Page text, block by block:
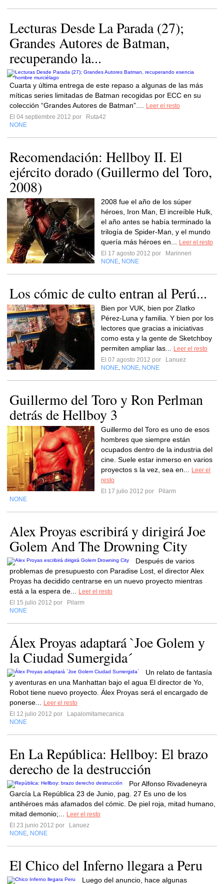
Lecturas Desde La Parada (27);
Grandes Autores de Batman,
recuperando la...
Cuarta y última entrega de este repaso a algunas de las más
míticas series limitadas de Batman recogidas por ECC en su
colección “Grandes Autores de Batman”....
Leer el resto
El 04 septiembre 2012 por
Ruta42
NONE
Recomendación: Hellboy II. El
ejército dorado (Guillermo del Toro,
2008)
2008 fue el año de los súper
héroes, Iron Man, El increíble Hulk,
el año antes se había terminado la
trilogía de Spider-Man, y el mundo
quería más héroes en...
Leer el resto
El 17 agosto 2012 por
Marinneri
NONE NONE
Los cómic de culto entran al Perú...
Bien por VUK, bien por Zlatko
Pérez-Luna y familia. Y bien por los
lectores que gracias a iniciativas
como esta y la gente de Sketchboy
permiten ampliar las...
Leer el resto
El 07 agosto 2012 por
Lanuez
NONE NONE NONE
Guillermo del Toro y Ron Perlman
detrás de Hellboy 3
Guillermo del Toro es uno de esos
hombres que siempre están
ocupados dentro de la industria del
cine. Suele estar inmerso en varios
proyectos s la vez, sea en...
Leer el
resto
El 17 julio 2012 por
Pilarm
NONE
Alex Proyas escribirá y dirigirá Joe
Golem And The Drowning City
Después de varios
problemas de presupuesto con Paradise Lost, el director Alex
Proyas ha decidido centrarse en un nuevo proyecto mientras
está a la espera de...
Leer el resto
El 15 julio 2012 por
Pilarm
NONE
Álex Proyas adaptará `Joe Golem y
la Ciudad Sumergida´
Un relato de fantasía
y aventuras en una Manhattan bajo el agua El director de Yo,
Robot tiene nuevo proyecto. Álex Proyas será el encargado de
ponerse...
Leer el resto
El 12 julio 2012 por
Lapalomitamecanica
NONE
En La República: Hellboy: El brazo
derecho de la destrucción
Por Alfonso Rivadeneyra
García La República 23 de Junio, pag. 27 Es uno de los
antihéroes más afamados del cómic. De piel roja, mitad humano,
mitad demonio;...
Leer el resto
El 23 junio 2012 por
Lanuez
NONE NONE
El Chico del Inferno llegara a Peru
Luego del anuncio, hace algunas